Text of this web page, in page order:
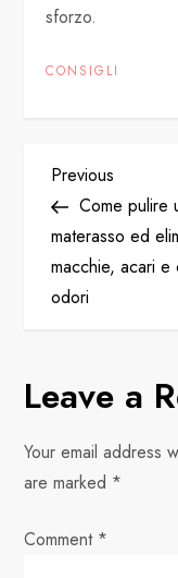
sforzo.
CONSIGLI
P
o
s
n
a
v
i
Previous
Post
Previous
Come pulire
materasso ed
macchie, acari e
odori
Leave a
Your email address
are marked *
Comment *